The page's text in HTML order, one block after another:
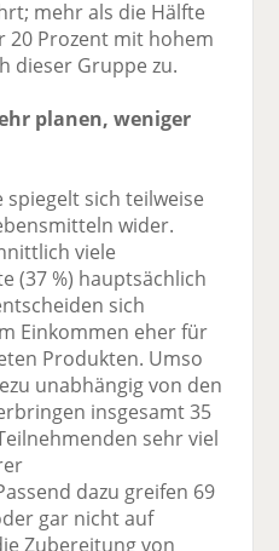
mehr als die Hälfte
20 Prozent mit hohem
dieser Gruppe zu.
planen, weniger
sich teilweise
wider.
viele
(37 %) hauptsächlich
sich
Einkommen eher für
Produkten. Umso
unabhängig von den
insgesamt 35
sehr viel
dazu greifen 69
gar nicht auf
Zubereitung von